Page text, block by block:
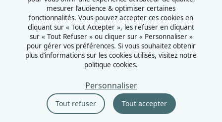
pex_map2024-014.jpg
Mentions légales
Politiques cookies
Éthique et conformité
mesurer l’audience & optimiser certaines
fonctionnalités. Vous pouvez accepter ces cookies en
cliquant sur « Tout Accepter », les refuser en cliquant
sur « Tout Refuser » ou cliquer sur « Personnaliser »
pour gérer vos préférences. Si vous souhaitez obtenir
plus d’informations sur les cookies utilisés, visitez notre
politique cookies.
Tout accepter
Tout refuser
Personnaliser